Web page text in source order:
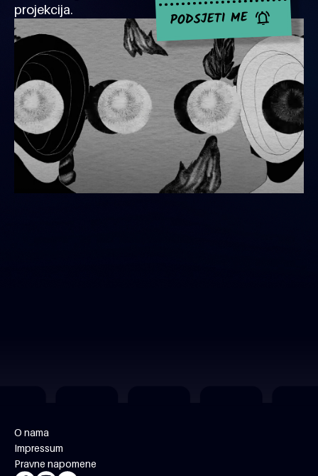
projekcija.
PODSJETI ME
O nama
Impressum
Pravne napomene